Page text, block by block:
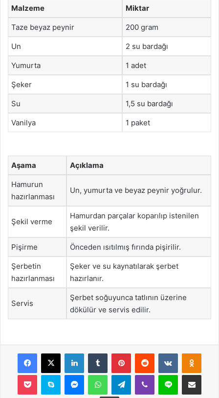
Malzeme Miktar
Taze beyaz peynir 200 gram
Un 2 su bardağı
Yumurta 1 adet
Şeker 1 su bardağı
Su 1,5 su bardağı
Vanilya 1 paket
Aşama Açıklama
Hamurun
hazırlanması
Un, yumurta ve beyaz peynir yoğrulur.
Şekil verme
Hamurdan parçalar koparılıp istenilen
şekil verilir.
Pişirme Önceden ısıtılmış fırında pişirilir.
Şerbetin
hazırlanması
Şeker ve su kaynatılarak şerbet
hazırlanır.
Servis
Şerbet soğuyunca tatlının üzerine
dökülür ve servis edilir.
Facebook
X LinkedInTumblr PinterestReddit VKontakte
Pocket Skype MessengerWhatsAppTelegramViber Line E-Posta ile
Yazdır